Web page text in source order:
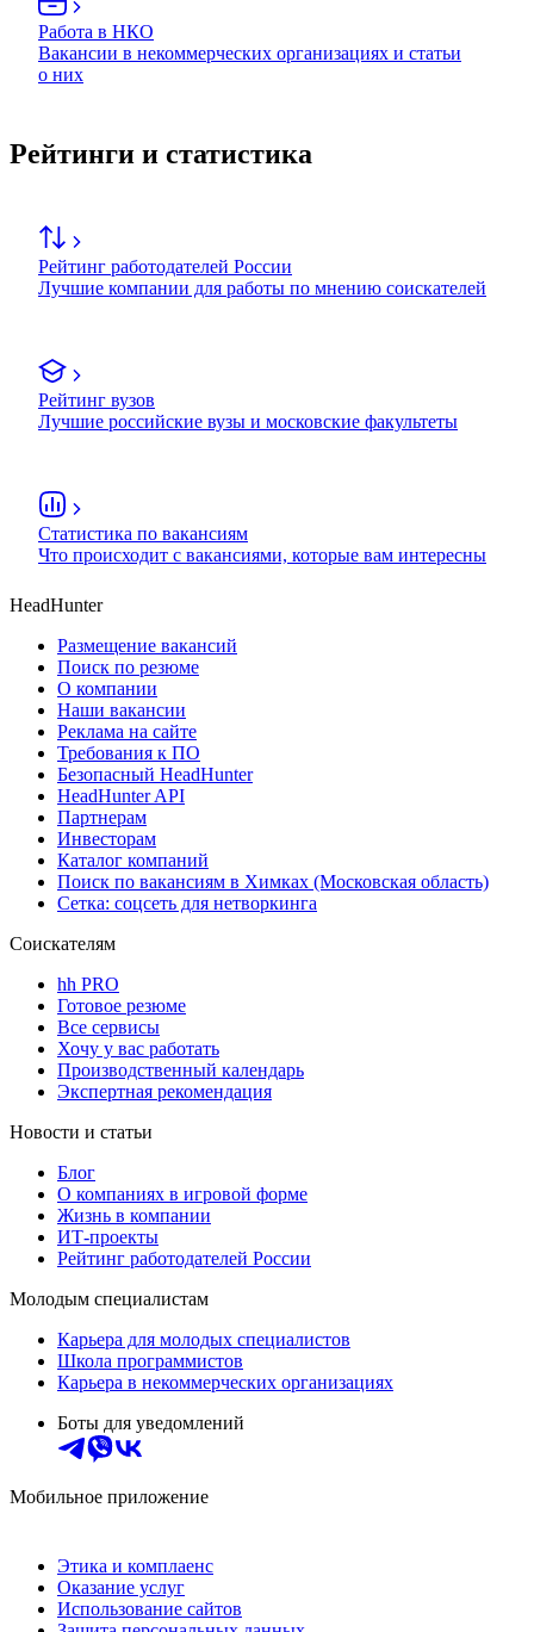
Работа в НКО
Вакансии в некоммерческих организациях и статьи
о них
Рейтинги и статистика
Рейтинг работодателей России
Лучшие компании для работы по мнению соискателей
Рейтинг вузов
Лучшие российские вузы и московские факультеты
Статистика по вакансиям
Что происходит с вакансиями, которые вам интересны
HeadHunter
Размещение вакансий
Поиск по резюме
О компании
Наши вакансии
Реклама на сайте
Требования к ПО
Безопасный HeadHunter
HeadHunter API
Партнерам
Инвесторам
Каталог компаний
Поиск по вакансиям в Химках (Московская область)
Сетка: соцсеть для нетворкинга
Соискателям
hh PRO
Готовое резюме
Все сервисы
Хочу у вас работать
Производственный календарь
Экспертная рекомендация
Новости и статьи
Блог
О компаниях в игровой форме
Жизнь в компании
ИТ-проекты
Рейтинг работодателей России
Молодым специалистам
Карьера для молодых специалистов
Школа программистов
Карьера в некоммерческих организациях
Боты для уведомлений
Мобильное приложение
Этика и комплаенс
Оказание услуг
Использование сайтов